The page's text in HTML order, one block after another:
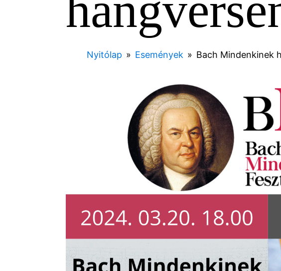
Nyitólap » Események » Bach Mindenkinek